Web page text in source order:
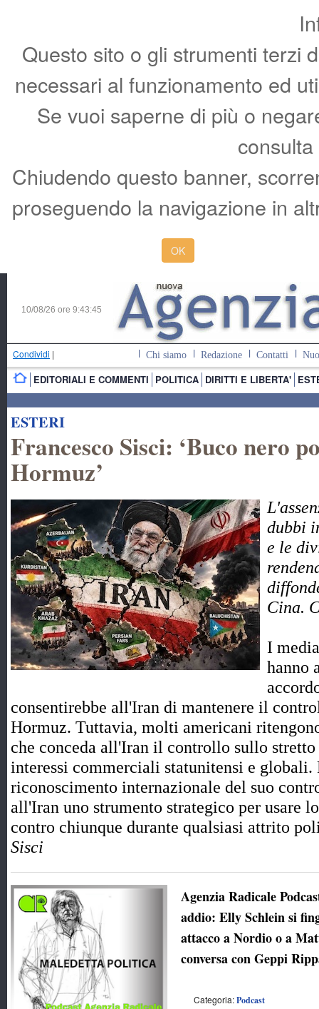
Questo sito o gli strumenti terzi
necessari al funzionamento ed
Se vuoi saperne di più o
Chiudendo questo banner,
proseguendo la navigazione in
OK
10/08/26 ore 9:43:46
Condividi | Chi siamo Redazione Contatti
EDITORIALI E COMMENTI POLITICA DIRITTI E LIBERTA'
ESTERI
Francesco Sisci: ‘Buco nero
Hormuz’
dubbi
e le
Cina.
I
hanno
consentirebbe all'Iran di mantenere il
Hormuz. Tuttavia, molti americani
che conceda all'Iran il controllo sullo stretto
interessi commerciali statunitensi e globali.
riconoscimento internazionale del suo
all'Iran uno strumento strategico per usare
contro chiunque durante qualsiasi attrito
Sisci
Agenzia Radicale
addio: Elly Schlein si
attacco a Nordio o a
conversa con Geppi
Categoria:Podcast